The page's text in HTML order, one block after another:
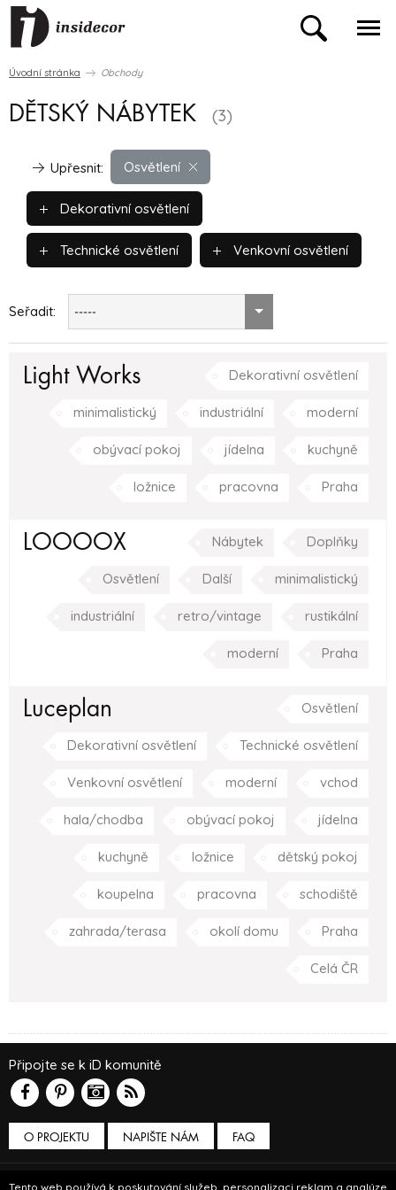
Tento web používá k poskytování služeb, personalizaci reklam a analýze
Úvodní stránka Obchody
DĚTSKÝ NÁBYTEK (3)
Osvětlení
Upřesnit:
Dekorativní osvětlení
Technické osvětlení Venkovní osvětlení
Seřadit: -----
Light Works Dekorativní osvětlení
minimalistický industriální moderní
obývací pokoj jídelna kuchyně
ložnice pracovna Praha
LOOOOX Nábytek Doplňky
Osvětlení Další minimalistický
industriální retro/vintage rustikální
moderní Praha
Luceplan Osvětlení
Dekorativní osvětlení Technické osvětlení
Venkovní osvětlení moderní vchod
hala/chodba obývací pokoj jídelna
kuchyně ložnice dětský pokoj
koupelna pracovna schodiště
zahrada/terasa okolí domu Praha
Celá ČR
O PROJEKTU NAPIŠTE NÁM
Připojte se k iD komunitě
FAQ
Podmínky používání